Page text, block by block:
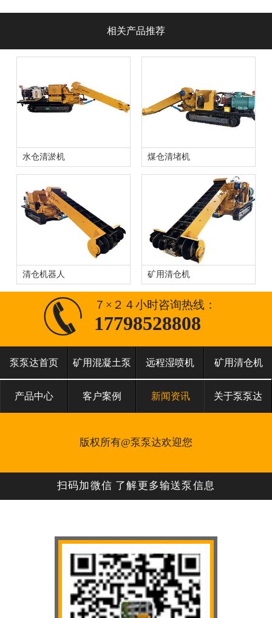
相关产品推荐
水仓清淤机 煤仓清堵机
清仓机器人 矿用清仓机
７×２４小时咨询热线：
17798528808
泵泵达首页 矿用混凝土泵 远程湿喷机 矿用清仓机
产品中心 客户案例 新闻资讯 关于泵泵达
版权所有@泵泵达欢迎您
扫码加微信 了解更多输送泵信息